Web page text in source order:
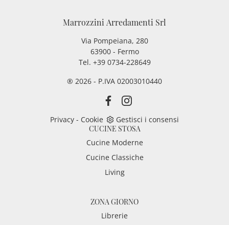
Marrozzini Arredamenti Srl
Via Pompeiana, 280
63900 - Fermo
Tel. +39 0734-228649
® 2026 - P.IVA 02003010440
Privacy - Cookie
Gestisci i consensi
CUCINE STOSA
Cucine Moderne
Cucine Classiche
Living
ZONA GIORNO
Librerie